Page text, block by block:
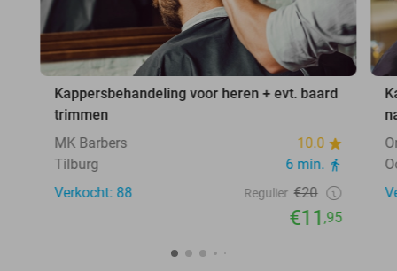
Kappersbehandeling voor heren + evt. baard
trimmen
MK Barbers
10.0
Tilburg
6 min.
Verkocht: 88
Regulier €20
€11,95